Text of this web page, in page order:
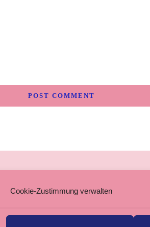
Cookie-Zustimmung verwalten